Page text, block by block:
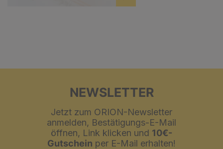
NEWSLETTER
Jetzt zum ORION-Newsletter
anmelden, Bestätigungs-E-Mail
öffnen, Link klicken und 10€-
Gutschein per E-Mail erhalten!